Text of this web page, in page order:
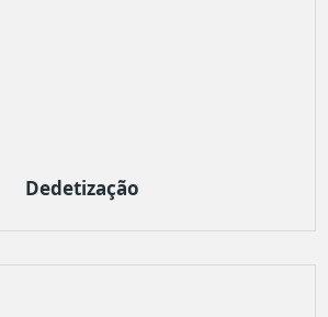
Dedetização